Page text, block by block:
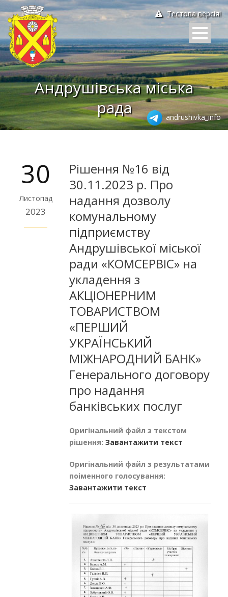
Тестова версія!
Андрушівська міська
рада
andrushivka_info
30
Листопад
2023
Рішення №16 від
30.11.2023 р. Про
надання дозволу
комунальному
підприємству
Андрушівської міської
ради «КОМСЕРВІС» на
укладення з
АКЦІОНЕРНИМ
ТОВАРИСТВОМ
«ПЕРШИЙ
УКРАЇНСЬКИЙ
МІЖНАРОДНИЙ БАНК»
Генерального договору
про надання
банківських послуг
Оригінальний файл з текстом
рішення: Завантажити текст
Оригінальний файл з результатами
поіменного голосування:
Завантажити текст